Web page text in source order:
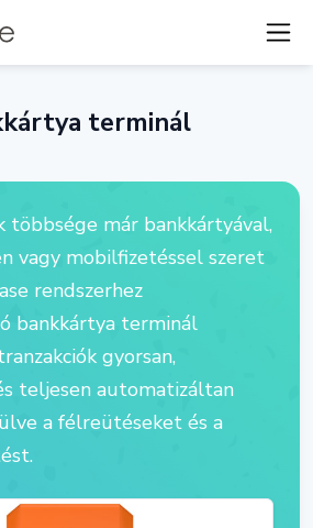
terminál
többsége már bankkártyával,
vagy mobilfizetéssel szeret
rendszerhez
bankkártya terminál
gyorsan,
teljesen automatizáltan
a félreütéseket és a